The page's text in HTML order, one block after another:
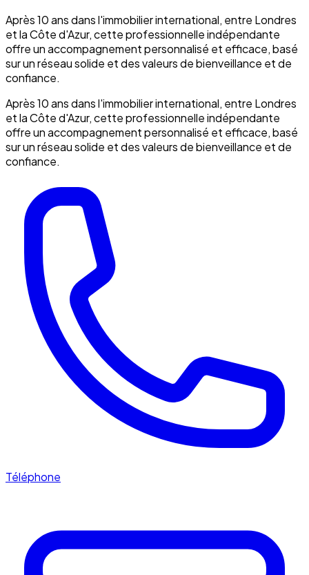
Après 10 ans dans l'immobilier international, entre Londres
et la Côte d'Azur, cette professionnelle indépendante
offre un accompagnement personnalisé et efficace, basé
sur un réseau solide et des valeurs de bienveillance et de
confiance.
Après 10 ans dans l'immobilier international, entre Londres
et la Côte d'Azur, cette professionnelle indépendante
offre un accompagnement personnalisé et efficace, basé
sur un réseau solide et des valeurs de bienveillance et de
confiance.
Téléphone